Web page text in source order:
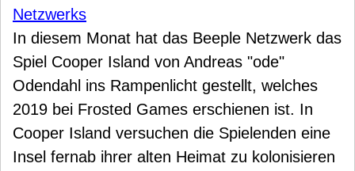
Netzwerks
In diesem Monat hat das Beeple Netzwerk das
Spiel Cooper Island von Andreas "ode"
Odendahl ins Rampenlicht gestellt, welches
2019 bei Frosted Games erschienen ist. In
Cooper Island versuchen die Spielenden eine
Insel fernab ihrer alten Heimat zu kolonisieren